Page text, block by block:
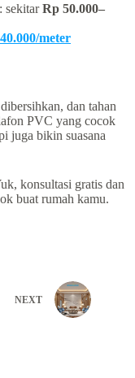
sekitarRp 50.000–
meter
dan tahan
PVC yang cocok
juga bikin suasana
konsultasi gratis dan
buat rumah kamu.
NEXT